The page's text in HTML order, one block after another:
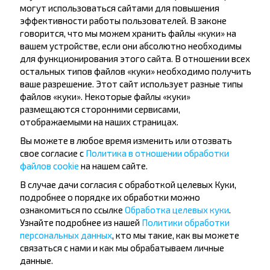
Брест
Варшава
Купить
Брест
Вроцлав
Купить
Брест
Берлин
Хотите
путешествовать
дешевле?
могут использоваться сайтами для повышения
эффективности работы пользователей. В законе
говорится, что мы можем хранить файлы «куки» на
вашем устройстве, если они абсолютно необходимы
для функционирования этого сайта. В отношении всех
остальных типов файлов «куки» необходимо получить
ваше разрешение. Этот сайт использует разные типы
файлов «куки». Некоторые файлы «куки»
размещаются сторонними сервисами,
отображаемыми на наших страницах.
Вы можете в любое время изменить или отозвать
свое согласие с Политика в отношении обработки
файлов cookie на нашем сайте.
В случае дачи согласия с обработкой целевых Куки,
подробнее о порядке их обработки можно
ознакомиться по ссылке Обработка целевых куки
Узнайте подробнее из нашей Политики обработки
персональных данных , кто мы такие, как вы можете
связаться с нами и как мы обрабатываем личные
данные.